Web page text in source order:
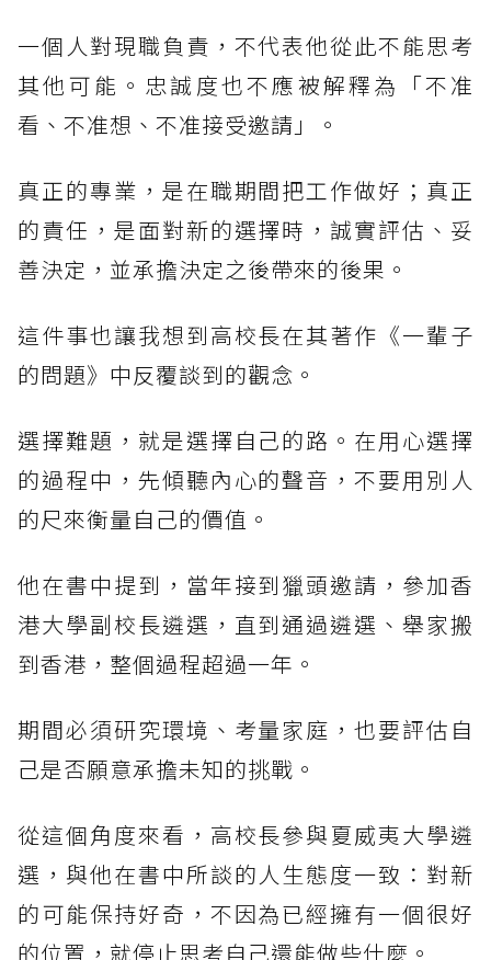
一個人對現職負責，不代表他從此不能思考
其他可能。忠誠度也不應被解釋為「不准
看、不准想、不准接受邀請」。
真正的專業，是在職期間把工作做好；真正
的責任，是面對新的選擇時，誠實評估、妥
善決定，並承擔決定之後帶來的後果。
這件事也讓我想到高校長在其著作《一輩子
的問題》中反覆談到的觀念。
選擇難題，就是選擇自己的路。在用心選擇
的過程中，先傾聽內心的聲音，不要用別人
的尺來衡量自己的價值。
他在書中提到，當年接到獵頭邀請，參加香
港大學副校長遴選，直到通過遴選、舉家搬
到香港，整個過程超過一年。
期間必須研究環境、考量家庭，也要評估自
己是否願意承擔未知的挑戰。
從這個角度來看，高校長參與夏威夷大學遴
選，與他在書中所談的人生態度一致：對新
的可能保持好奇，不因為已經擁有一個很好
的位置，就停止思考自己還能做些什麼。